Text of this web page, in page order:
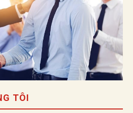
TÔI